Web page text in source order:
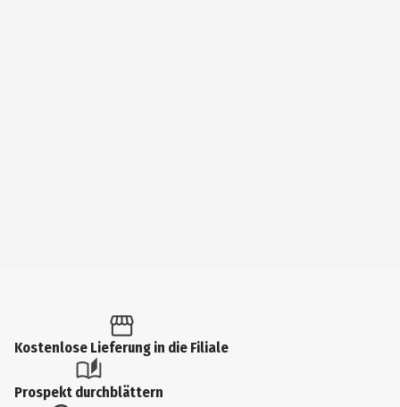
Kostenlose Lieferung in die Filiale
Prospekt durchblättern